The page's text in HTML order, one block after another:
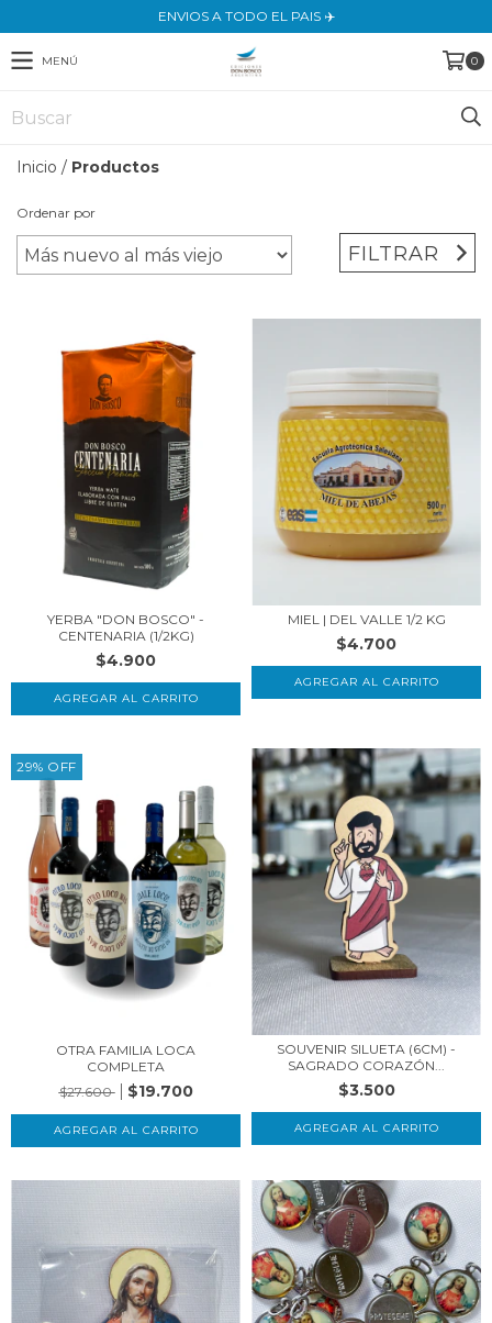
ENVIOS A TODO EL PAIS ✈️
MENÚ 0
Inicio / Productos
Ordenar por
FILTRAR
YERBA "DON BOSCO" -
CENTENARIA (1/2KG)
$4.900
MIEL | DEL VALLE 1/2 KG
$4.700
AGREGAR AL CARRITO
29% OFF
OTRA FAMILIA LOCA
COMPLETA
$27.600
$19.700
SOUVENIR SILUETA (6CM) -
SAGRADO CORAZÓN...
$3.500